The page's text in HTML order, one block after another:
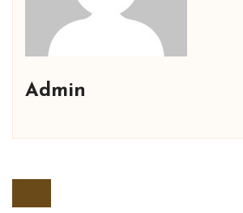
Admin